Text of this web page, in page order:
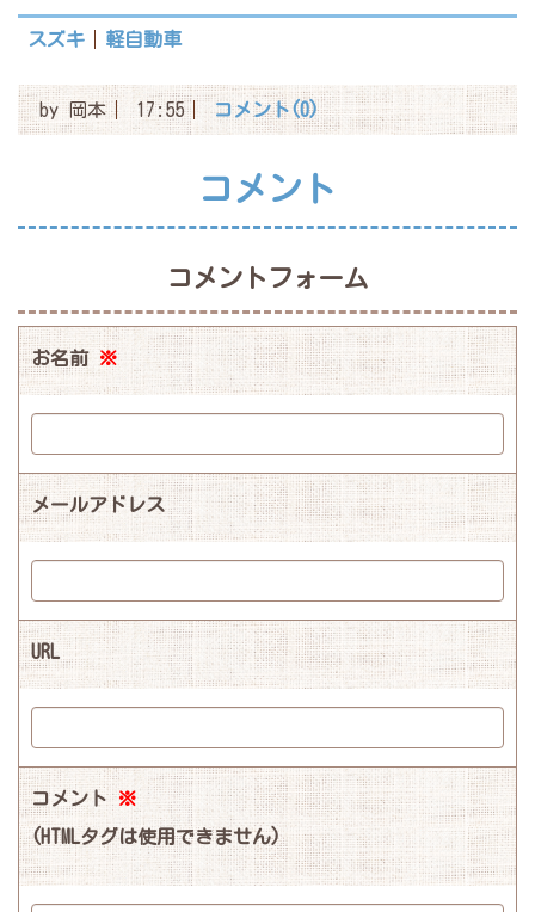
スズキ 軽自動車
by岡本 17:55 コメント(0)
コメント
コメントフォーム
お名前 ※
メールアドレス
URL
コメント※
(HTMLタグは使用できません)